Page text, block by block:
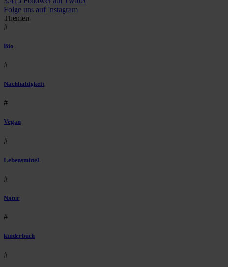
Folge uns auf Instagram
Themen
#
Bio
#
Nachhaltigkeit
#
Vegan
#
Lebensmittel
#
Natur
#
kinderbuch
#